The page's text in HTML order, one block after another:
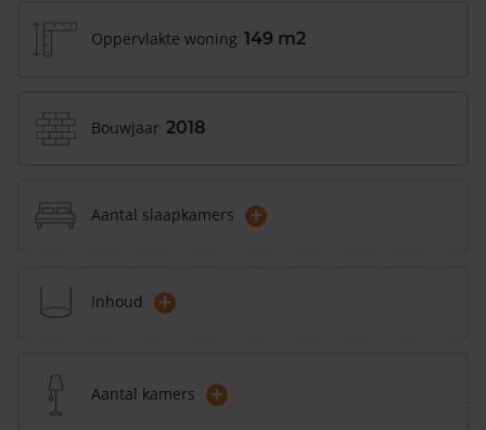
Oppervlakte woning 149 m2
Bouwjaar 2018
Aantal slaapkamers +
Inhoud +
Aantal kamers +